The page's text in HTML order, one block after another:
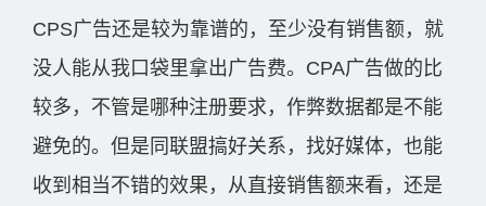
CPS广告还是较为靠谱的，至少没有销售额，就
没人能从我口袋里拿出广告费。CPA广告做的比
较多，不管是哪种注册要求，作弊数据都是不能
避免的。但是同联盟搞好关系，找好媒体，也能
收到相当不错的效果，从直接销售额来看，还是